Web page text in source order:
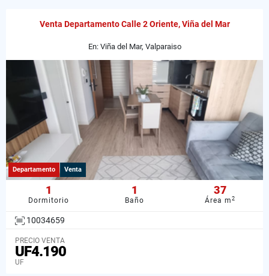
Venta Departamento Calle 2 Oriente, Viña del Mar
En: Viña del Mar, Valparaiso
Departamento Venta
1
Dormitorio
1
Baño
37
Área m2
10034659
PRECIO VENTA
UF4.190
UF